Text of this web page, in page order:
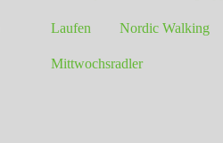
Laufen Nordic Walking
Mittwochsradler